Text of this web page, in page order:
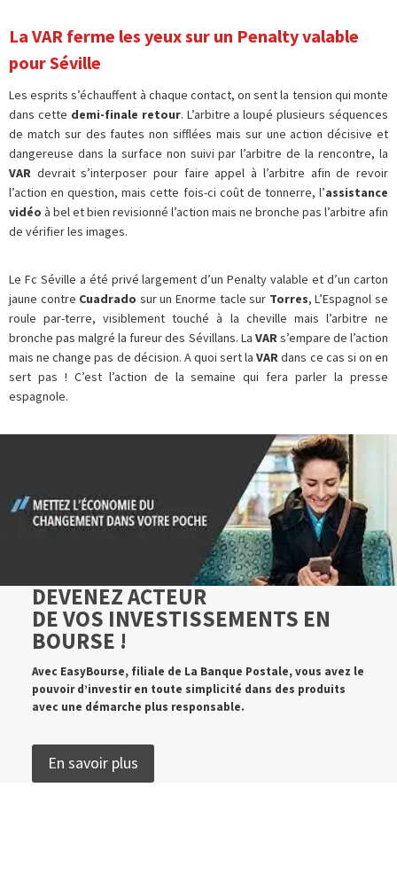
La VAR ferme les yeux sur un Penalty valable
pour Séville
Les esprits s’échauffent à chaque contact, on sent la tension qui monte
dans cette demi-finale retour. L’arbitre a loupé plusieurs séquences
de match sur des fautes non sifflées mais sur une action décisive et
dangereuse dans la surface non suivi par l’arbitre de la rencontre, la
VAR devrait s’interposer pour faire appel à l’arbitre afin de revoir
l’action en question, mais cette fois-ci coût de tonnerre, l’assistance
vidéo à bel et bien revisionné l’action mais ne bronche pas l’arbitre afin
de vérifier les images.
Le Fc Séville a été privé largement d’un Penalty valable et d’un carton
jaune contre Cuadrado sur un Enorme tacle sur Torres, L’Espagnol se
roule par-terre, visiblement touché à la cheville mais l’arbitre ne
bronche pas malgré la fureur des Sévillans. La VAR s’empare de l’action
mais ne change pas de décision. A quoi sert laVAR dans ce cas si on en
sert pas ! C’est l’action de la semaine qui fera parler la presse
espagnole.
DEVENEZ ACTEUR
DE VOS INVESTISSEMENTS EN
BOURSE !
Avec EasyBourse, filiale de La Banque Postale, vous avez le
pouvoir d’investir en toute simplicité dans des produits
avec une démarche plus responsable.
En savoir plus